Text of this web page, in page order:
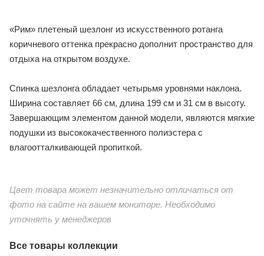
«Рим» плетеный шезлонг из искусственного ротанга
коричневого оттенка прекрасно дополнит пространство для
отдыха на открытом воздухе.
Спинка шезлонга обладает четырьмя уровнями наклона.
Ширина составляет 66 см, длина 199 см и 31 см в высоту.
Завершающим элементом данной модели, являются мягкие
подушки из высококачественного полиэстера с
влагоотталкивающей пропиткой.
Цвет товара может незначительно отличаться от
фото на сайте на вашем мониторе. Необходимо
уточнять у менеджеров
Все товары коллекции